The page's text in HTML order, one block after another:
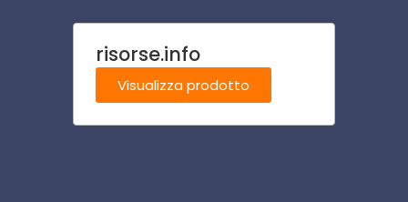
risorse.info
Visualizza prodotto